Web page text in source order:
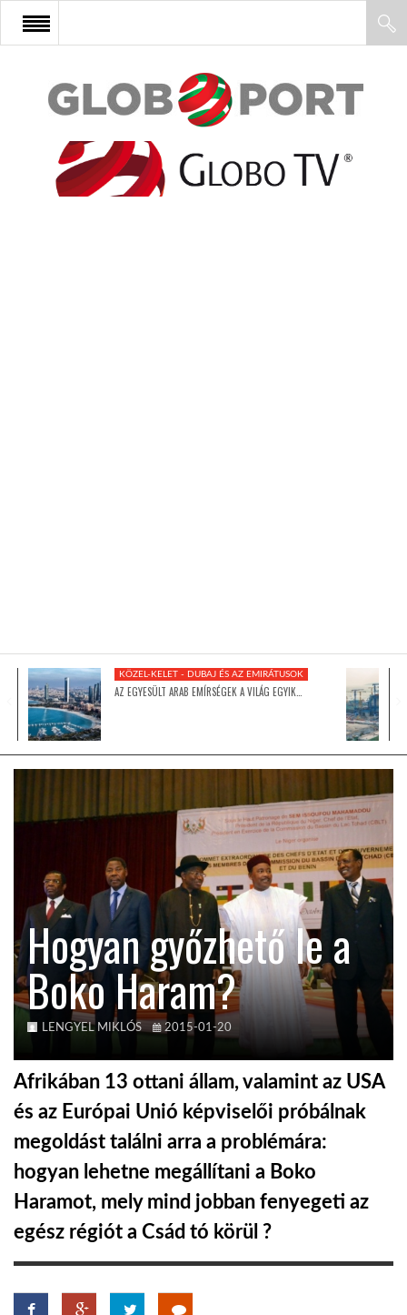
FŐOLDAL
AFRIKA
GLOBOTV BP
GLOBOTV
AFRIKA TUDÁSTÁR
A NAP SZÉPE
LINKTR.EE
GLOBOZSARU
DOBRAVERO.HU
LATIMO.HU
KÖZEL-KELET - DUBAJ ÉS AZ EMIRÁTUSOK
AZ EGYESÜLT ARAB EMÍRSÉGEK A VILÁG EGYIK…
Hogyan győzhető le a
Boko Haram?
LENGYEL MIKLÓS 2015-01-20
Afrikában 13 ottani állam, valamint az USA
és az Európai Unió képviselői próbálnak
megoldást találni arra a problémára:
hogyan lehetne megállítani a Boko
Haramot, mely mind jobban fenyegeti az
egész régiót a Csád tó körül ?